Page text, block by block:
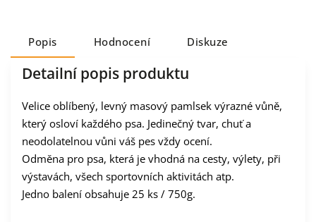
Popis Hodnocení Diskuze
Detailní popis produktu
Velice oblíbený, levný masový pamlsek výrazné vůně,
který osloví každého psa. Jedinečný tvar, chuť a
neodolatelnou vůni váš pes vždy ocení.
Odměna pro psa, která je vhodná na cesty, výlety, při
výstavách, všech sportovních aktivitách atp.
Jedno balení obsahuje 25 ks / 750g.